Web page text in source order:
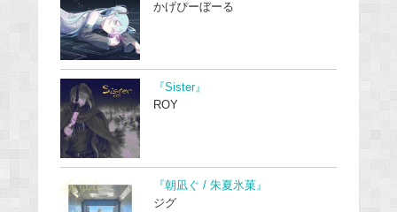
かげぴーぼーる
『Sister』
ROY
『朝凪ぐ / 朱夏氷菓』
ジグ